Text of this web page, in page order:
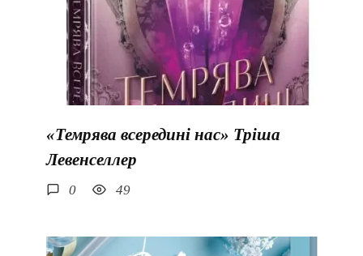
«Темрява всередині нас» Тріша
Левенселлер
0 49